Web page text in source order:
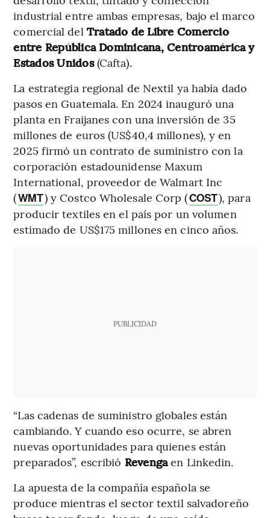
industrial entre ambas empresas, bajo el marco
comercial del Tratado de Libre Comercio
entre República Dominicana, Centroamérica y
Estados Unidos(Cafta).
La estrategia regional de Nextil ya había dado
pasos en Guatemala. En 2024 inauguró una
planta en Fraijanes con una inversión de 35
millones de euros (US$40,4 millones), y en
2025 firmó un contrato de suministro con la
corporación estadounidense Maxum
International, proveedor de Walmart Inc
(WMT) y Costco Wholesale Corp (COST), para
producir textiles en el país por un volumen
estimado de US$175 millones en cinco años.
PUBLICIDAD
“Las cadenas de suministro globales están
cambiando. Y cuando eso ocurre, se abren
nuevas oportunidades para quienes están
preparados”, escribió Revengaen Linkedin.
La apuesta de la compañía española se
produce mientras el sector textil salvadoreño